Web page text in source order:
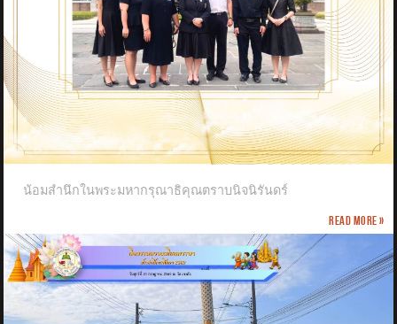
น้อมสำนึกในพระมหากรุณาธิคุณตราบนิจนิรันดร์
Read more »